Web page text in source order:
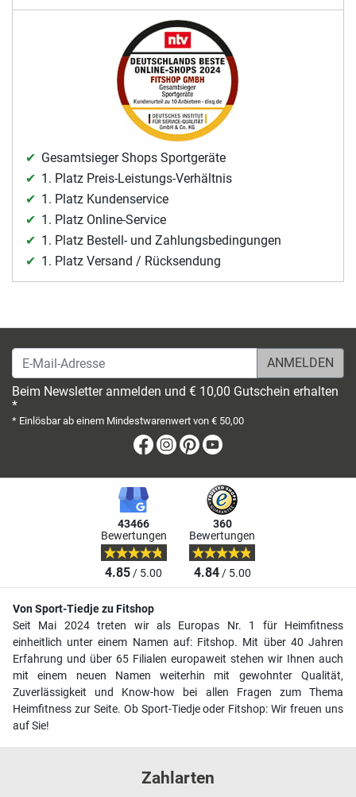
Gesamtsieger Shops Sportgeräte
1. Platz Preis-Leistungs-Verhältnis
1. Platz Kundenservice
1. Platz Online-Service
1. Platz Bestell- und Zahlungsbedingungen
1. Platz Versand / Rücksendung
E-Mail-Adresse
Beim Newsletter anmelden und € 10,00 Gutschein erhalten
*
* Einlösbar ab einem Mindestwarenwert von € 50,00
Facebook
Instagram
Pinterest
43466
Bewertungen
4.85/ 5.00
360
Bewertungen
4.84/ 5.00
Von Sport-Tiedje zu Fitshop
Seit Mai 2024 treten wir als Europas Nr. 1 für Heimfitness
einheitlich unter einem Namen auf: Fitshop. Mit über 40 Jahren
Erfahrung und über 65 Filialen europaweit stehen wir Ihnen auch
mit einem neuen Namen weiterhin mit gewohnter Qualität,
Zuverlässigkeit und Know-how bei allen Fragen zum Thema
Heimfitness zur Seite. Ob Sport-Tiedje oder Fitshop: Wir freuen uns
auf Sie!
Zahlarten